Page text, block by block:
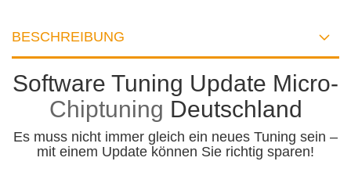
BESCHREIBUNG
Software Tuning Update Micro-
Chiptuning Deutschland
Es muss nicht immer gleich ein neues Tuning sein –
mit einem Update können Sie richtig sparen!